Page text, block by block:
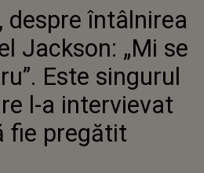
ÎNTÂLNIREA SA CU MICHAEL
JACKSON: „MI SE PĂREA
SINISTRU”. ESTE SINGURUL
JURNALIST CARE L-A
INTERVIEVAT FĂRĂ SĂ FIE
despre întâlnirea
Jackson: „Mi se
Este singurul
l-a intervievat
fie pregătit